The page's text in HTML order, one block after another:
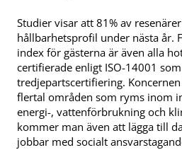
Studier visar att 81% av
hållbarhetsprofil under nästa år.
index för gästerna är även alla
certifierade enligt ISO-14001
tredjepartscertifiering.
flertal områden som ryms inom
energi-, vattenförbrukning och
kommer man även att lägga till
jobbar med socialt